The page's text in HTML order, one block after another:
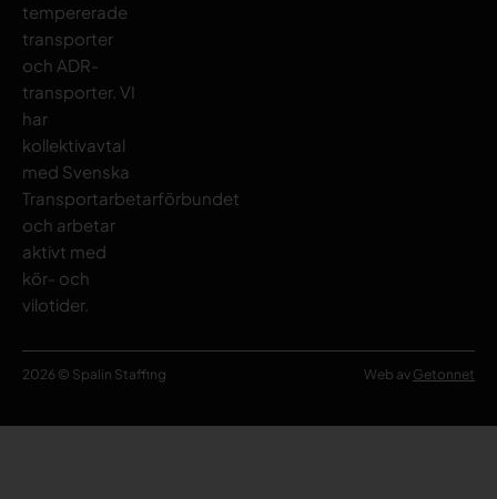
tempererade
transporter
och ADR-
transporter. VI
har
kollektivavtal
med Svenska
Transportarbetarförbundet
och arbetar
aktivt med
kör- och
vilotider.
2026 © Spalin Staffing Web av Getonnet